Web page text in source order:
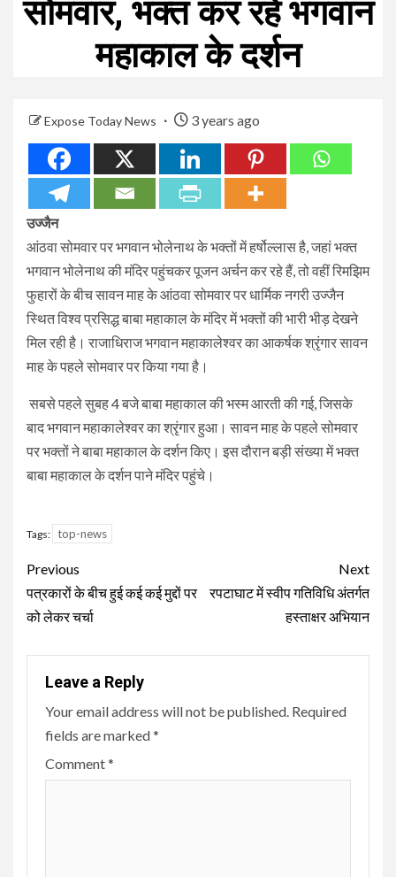
सोमवार, भक्त कर रहे भगवान
महाकाल के दर्शन
Expose Today News 3 years ago
उज्जैन
आंठवा सोमवार पर भगवान भोलेनाथ के भक्तों में हर्षोल्लास है, जहां भक्त
भगवान भोलेनाथ की मंदिर पहुंचकर पूजन अर्चन कर रहे हैं, तो वहीं रिमझिम
फुहारों के बीच सावन माह के आंठवा सोमवार पर धार्मिक नगरी उज्जैन
स्थित विश्व प्रसिद्ध बाबा महाकाल के मंदिर में भक्तों की भारी भीड़ देखने
मिल रही है। राजाधिराज भगवान महाकालेश्वर का आकर्षक श्रृंगार सावन
माह के पहले सोमवार पर किया गया है।
सबसे पहले सुबह 4 बजे बाबा महाकाल की भस्म आरती की गई, जिसके
बाद भगवान महाकालेश्वर का श्रृंगार हुआ। सावन माह के पहले सोमवार
पर भक्तों ने बाबा महाकाल के दर्शन किए। इस दौरान बड़ी संख्या में भक्त
बाबा महाकाल के दर्शन पाने मंदिर पहुंचे।
Tags: top-news
Continue
Reading
Previous
पत्रकारों के बीच हुई कई कई मुद्दों पर
को लेकर चर्चा
Next
रपटाघाट में स्वीप गतिविधि अंतर्गत
हस्ताक्षर अभियान
Leave a Reply
Your email address will not be published. Required
fields are marked*
Comment*